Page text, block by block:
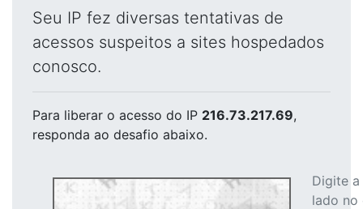
Seu IP fez diversas tentativas de
acessos suspeitos a sites hospedados
conosco.
Para liberar o acesso do IP 216.73.217.69,
responda ao desafio abaixo.
Digite
lado no